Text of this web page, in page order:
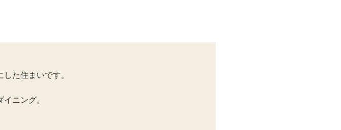
た住まいです。
ニング。